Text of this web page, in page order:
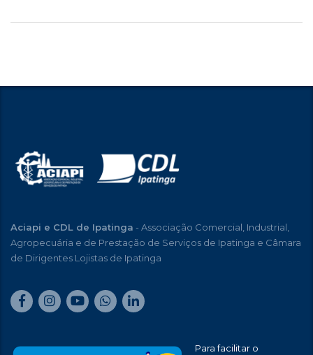
Aciapi e CDL de Ipatinga - Associação Comercial, Industrial,
Agropecuária e de Prestação de Serviços de Ipatinga e Câmara
de Dirigentes Lojistas de Ipatinga
Para facilitar o